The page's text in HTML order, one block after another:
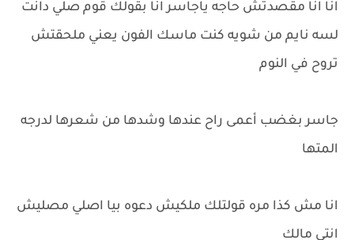
انا انا مقصدتش حاجه ياجاسر انا بقولك قوم صلي دانت
لسه نايم من شويه كنت ماسك الفون يعني ملحقتش
تروح في النوم
جاسر بغضب أعمى راح عندها وشدها من شعرها لدرجه
المتها
انا مش كذا مره قولتلك ملكيش دعوه بيا اصلي مصليش
انتي مالك